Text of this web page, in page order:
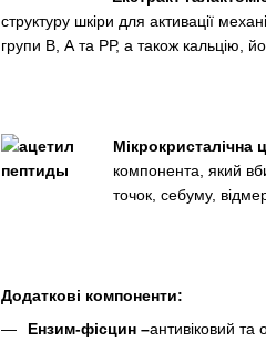
структуру шкіри для активації
групи В, А та РР, а також кальцію,
Мікрокристалічна
компонента, який
точок, себуму,
Додаткові компоненти:
Ензим-фісцин –антивіковий та